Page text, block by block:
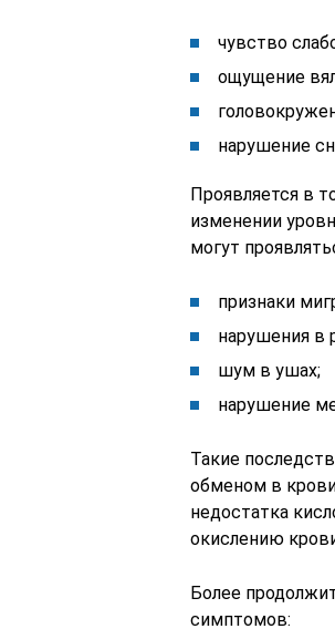
чувство
ощущение
нарушение
Проявляется в
изменении
могут
признаки
нарушения в
шум в ушах;
нарушение
Такие
обменом в
недостатка
окислению
Более
симптомов: